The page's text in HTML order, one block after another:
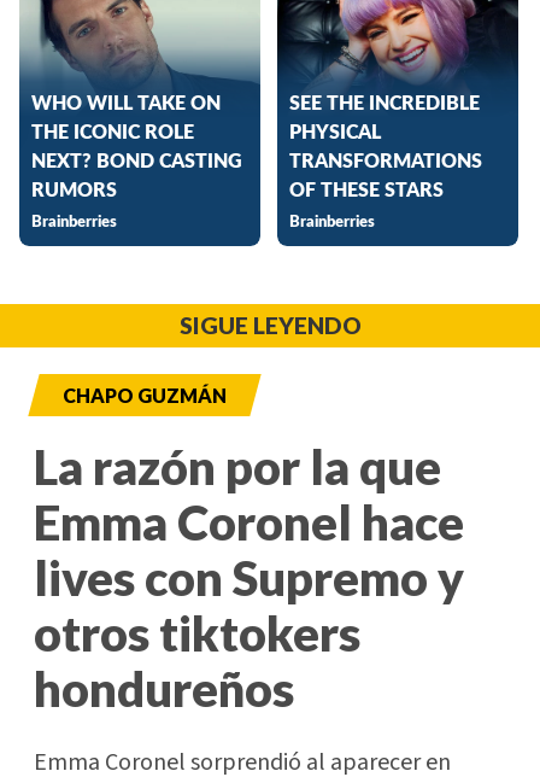
SIGUE LEYENDO
CHAPO GUZMÁN
La razón por la que
Emma Coronel hace
lives con Supremo y
otros tiktokers
hondureños
Emma Coronel sorprendió al aparecer en